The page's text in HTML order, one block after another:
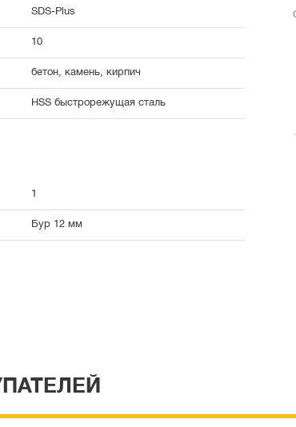
SDS-Plus
10
бетон, камень, кирпич
HSS быстрорежущая сталь
1
Бур 12 мм